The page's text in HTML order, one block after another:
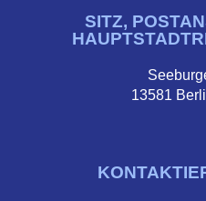
SITZ,
13581